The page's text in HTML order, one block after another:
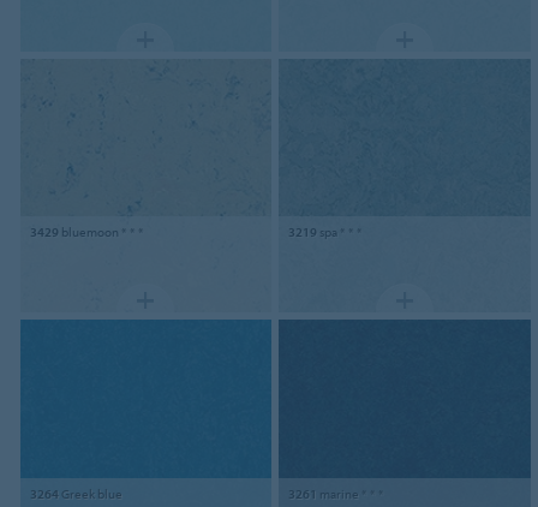
3429 bluemoon * * * 3219 spa * * *
3264Greek blue 3261 marine * * *